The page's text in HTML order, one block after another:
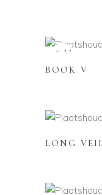
Sold
BOOK V
LONG